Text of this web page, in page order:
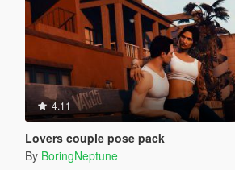
4.11
Lovers couple pose pack
By BoringNeptune